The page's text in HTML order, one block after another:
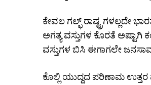
ಕೇವಲ ಗಲ್ಫ್ ರಾಷ್ಟ್ರಗಳಲ್ಲದೇ
ಅಗತ್ಯ ವಸ್ತುಗಳ ಕೊರತೆ
ವಸ್ತುಗಳ ಬಿಸಿ ಈಗಾಗಲೇ
ಕೊಲ್ಲಿ ಯುದ್ದದ ಪರಿಣಾಮ ಉತ್ತರ